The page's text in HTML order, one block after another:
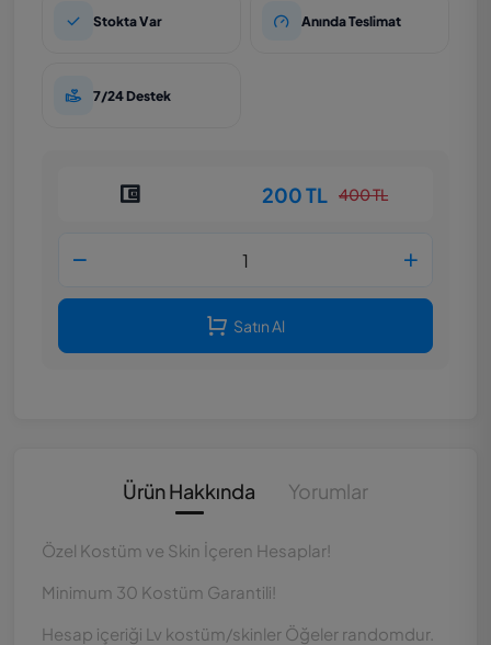
Stokta Var Anında Teslimat
7/24 Destek
200 TL 400 TL
Satın Al
Ürün Hakkında Yorumlar
Özel Kostüm ve Skin İçeren Hesaplar!
Minimum 30 Kostüm Garantili!
Hesap içeriği Lv kostüm/skinler Öğeler randomdur.